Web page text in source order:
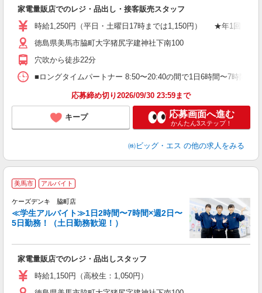
家電量販店でのレジ・品出し・接客販売スタッフ
時給1,250円（平日・土曜日17時までは1,150円） ★年1回、昇
徳島県美馬市脇町大字猪尻字建神社下南100
穴吹から徒歩22分
■ロングタイムパートナー 8:50〜20:40の間で1日6時間〜7時間
応募締め切り2026/09/30 23:59まで
キープ 応募画面へ進む
かんたん3ステップ！
㈱ビッグ・エス の他の求人をみる
美馬市 アルバイト
ケーズデンキ 脇町店
≪学生アルバイト≫1日2時間〜7時間×週2日〜
5日勤務！（土日勤務歓迎！）
家電量販店でのレジ・品出しスタッフ
時給1,150円（高校生：1,050円）